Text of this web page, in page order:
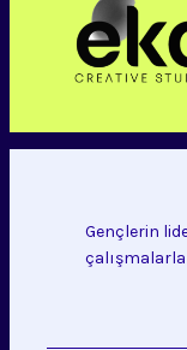
Gençlerin